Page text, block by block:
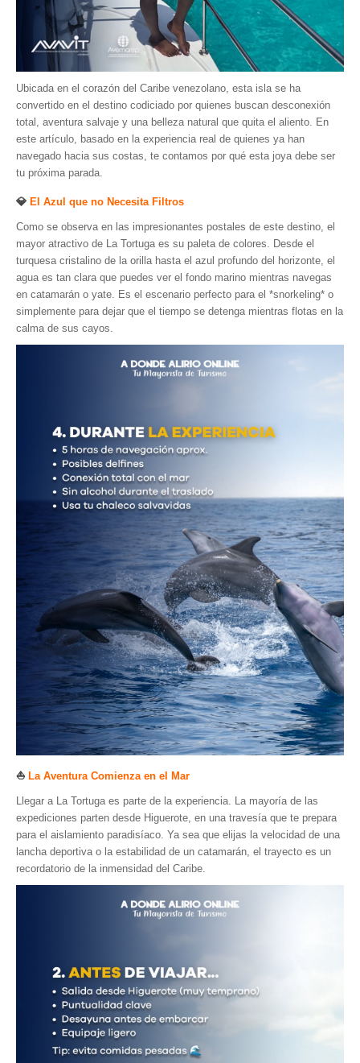
Mérida
Museos y otros sitios de interés en Amazonas
Museos y otros sitios de interés en Anzoátegui
Museos y otros sitios de interés en Aragua
Museos y otros sitios de interés en Bolívar
Museos y otros sitios de interés en Falcón
Museos y otros sitios de interés en Sucre
Puerto La Cruz
Destinos Turísticos
Noticias turísticas
Gastronomía
Cocinando a mi manera
Servicios
Tienda en línea
Ubicada en el corazón del Caribe venezolano, esta isla se ha
convertido en el destino codiciado por quienes buscan desconexión
total, aventura salvaje y una belleza natural que quita el aliento. En
este artículo, basado en la experiencia real de quienes ya han
navegado hacia sus costas, te contamos por qué esta joya debe ser
tu próxima parada.
💎 El Azul que no Necesita Filtros
Como se observa en las impresionantes postales de este destino, el
mayor atractivo de La Tortuga es su paleta de colores. Desde el
turquesa cristalino de la orilla hasta el azul profundo del horizonte, el
agua es tan clara que puedes ver el fondo marino mientras navegas
en catamarán o yate. Es el escenario perfecto para el *snorkeling* o
simplemente para dejar que el tiempo se detenga mientras flotas en la
calma de sus cayos.
⛵ La Aventura Comienza en el Mar
Llegar a La Tortuga es parte de la experiencia. La mayoría de las
expediciones parten desde Higuerote, en una travesía que te prepara
para el aislamiento paradisíaco. Ya sea que elijas la velocidad de una
lancha deportiva o la estabilidad de un catamarán, el trayecto es un
recordatorio de la inmensidad del Caribe.